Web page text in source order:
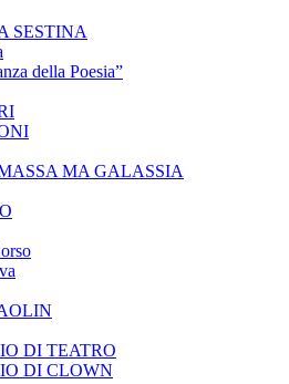
SESTINA
della Poesia”
MA GALASSIA
DI TEATRO
DI CLOWN